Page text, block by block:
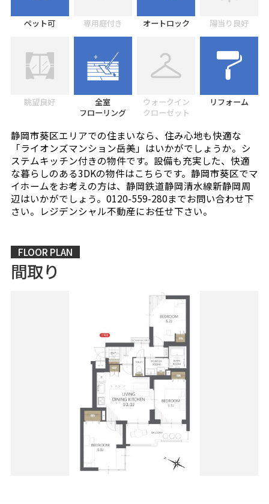
ペット可 専用庭付き オートロック 陽当り良好
眺望良好
全室
フローリング
ウォークイン
クローゼット
リフォーム
静岡市葵区エリアでの住まいなら、住み心地も快適な
「ライオンズマンション岳美」はいかがでしょうか。シ
ステムキッチン付きの物件です。設備も充実した、快適
な暮らしのある3DKの物件はこちらです。静岡市葵区でマ
イホームをお考えの方は、静岡鉄道静岡清水線新静岡周
辺はいかがでしょう。0120-559-280までお問い合わせ下
さい。レジデンシャル不動産にお任せ下さい。
FLOOR PLAN
間取り